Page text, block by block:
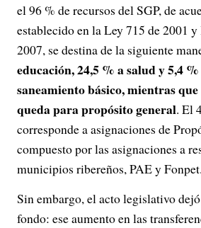
el 96 % de recursos del SGP, de
establecido en la Ley 715 de 2001
2007, se destina de la siguiente
educación, 24,5 % a salud y 5,4
saneamiento básico, mientras
queda para propósito general. El
corresponde a asignaciones de
compuesto por las asignaciones a
municipios ribereños, PAE y Fonpet.
Sin embargo, el acto legislativo
fondo: ese aumento en las